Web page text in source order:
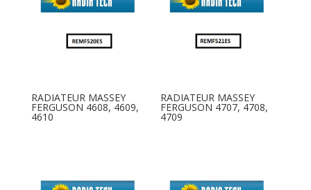
RADIATEUR MASSEY
FERGUSON 4608, 4609,
4610
RADIATEUR MASSEY
FERGUSON 4707, 4708,
4709